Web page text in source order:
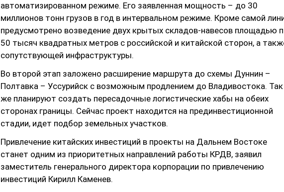
автоматизированном режиме. Его заявленная мощность – до 30
миллионов тонн грузов в год в интервальном режиме. Кроме самой
предусмотрено возведение двух крытых складов-навесов площадью
50 тысяч квадратных метров с российской и китайской сторон, а
сопутствующей инфраструктуры.
Во второй этап заложено расширение маршрута до схемы Дуннин –
Полтавка – Уссурийск с возможным продлением до Владивостока. Так
же планируют создать пересадочные логистические хабы на обеих
сторонах границы. Сейчас проект находится на прединвестиционной
стадии, идет подбор земельных участков.
Привлечение китайских инвестиций в проекты на Дальнем Востоке
станет одним из приоритетных направлений работы КРДВ, заявил
заместитель генерального директора корпорации по привлечению
инвестиций Кирилл Каменев.